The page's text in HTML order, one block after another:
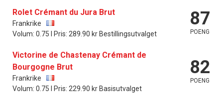
Rolet Crémant du Jura Brut
Frankrike
Volum: 0.75 l Pris: 289.90 kr Bestillingsutvalget
87
POENG
Victorine de Chastenay Crémant de
Bourgogne Brut
Frankrike
Volum: 0.75 l Pris: 229.90 kr Basisutvalget
82
POENG